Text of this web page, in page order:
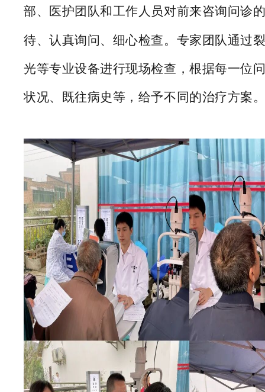
部、 医护团队和工作人员对前来咨询问诊
待、认真询问、细心检查。专家团队通过
光等专业设备进行现场检查，根据每一位
状况、既往病史等，给予不同的治疗方案